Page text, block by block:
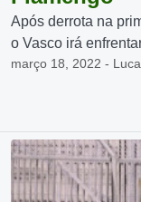
Após derrota na
o Vasco irá
março 18, 2022 -